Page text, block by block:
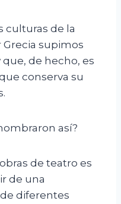
culturas de la
Grecia supimos
de hecho, es
conserva su
así?
de teatro es
de una
diferentes